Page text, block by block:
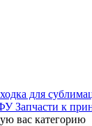
для
Запчасти к
вас категорию